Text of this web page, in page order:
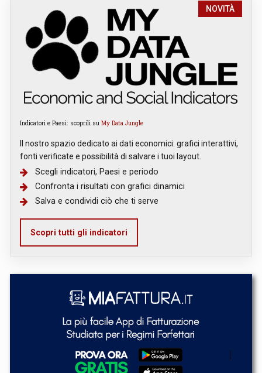
NOVITÀ
Indicatori e Paesi: scoprili su My Data Jungle
Il nostro spazio dedicato ai dati economici: grafici interattivi,
fonti verificate e possibilità di salvare i tuoi layout.
Scegli indicatori, Paesi e periodo
Confronta i risultati con grafici dinamici
Salva e condividi ciò che ti serve
Scopri tutti gli indicatori